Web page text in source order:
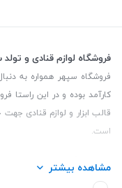
فروشگاه لوازم قنادی و
فروشگاه سپهر همواره به
کارآمد بوده و در این راستا
قالب ابزار و لوازم قنادی
است.
این فروشگاه تمام تلاش
عرضه نماید.
مشاهده بیشتر